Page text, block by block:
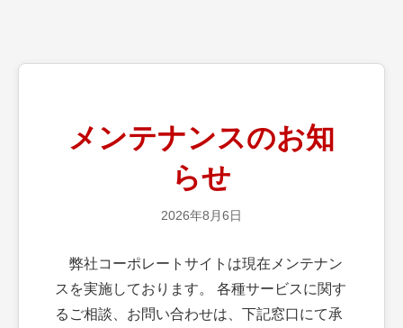
メンテナンスのお知
らせ
2026年8月6日
弊社コーポレートサイトは現在メンテナン
スを実施しております。 各種サービスに関す
るご相談、お問い合わせは、下記窓口にて承